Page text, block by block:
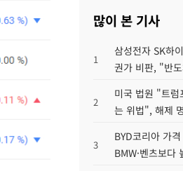
많이 본 기사
1
삼성전자 SK하
권가 비판, "반
2
미국 법원 "트럼
는 위법", 해제
3
BYD코리아 가
BMW·벤츠보다